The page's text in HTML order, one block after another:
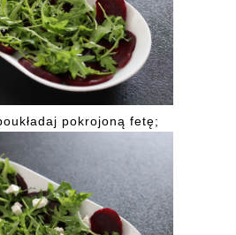
pokrojoną fetę;